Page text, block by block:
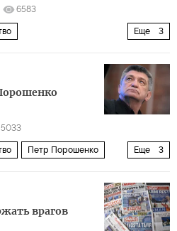
6583
Еще 3
5033
Еще 3
Петр Порошенко
врагов